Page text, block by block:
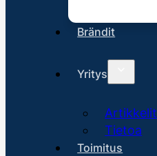
Brändit
Yritys
Artikkelit
Tietoa
Toimitus